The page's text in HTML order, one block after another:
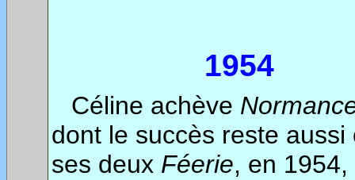
1954
Céline achève
dont le succès reste
ses deux Féerie, en